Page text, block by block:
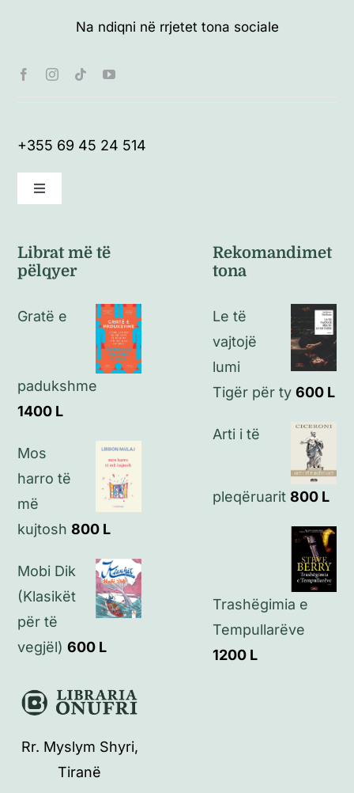
Na ndiqni në rrjetet tona sociale
+355 69 45 24 514
Toggle
Politikat e kthimeve
Politikat e privatësisë
Kontakt
Librat më të
pëlqyer
Gratë e
padukshme
1400 L
Mos
harro të
më
kujtosh 800 L
Mobi Dik
(Klasikët
për të
vegjël) 600 L
Rekomandimet
tona
Le të
vajtojë
lumi
Tigër për ty 600 L
Arti i të
pleqëruarit 800 L
Trashëgimia e
Tempullarëve
1200 L
Rr. Myslym Shyri,
Tiranë